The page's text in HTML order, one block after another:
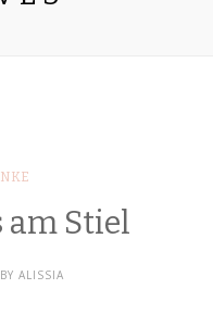
am Stiel
BY ALISSIA